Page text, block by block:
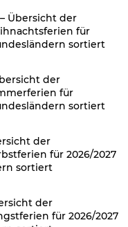
Übersicht der
für
sortiert
der
für
sortiert
der
für 2026/2027
sortiert
der
für 2026/2027